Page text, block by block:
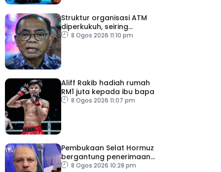
Struktur organisasi ATM
diperkukuh, seiring
pemodenan aset
8 Ogos 2026 11:10 pm
Aliff Rakib hadiah rumah
RM1 juta kepada ibu bapa
8 Ogos 2026 11:07 pm
Pembukaan Selat Hormuz
bergantung penerimaan
AS – IRGC
8 Ogos 2026 10:28 pm